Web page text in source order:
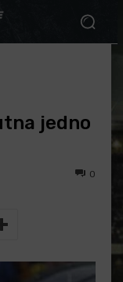
jedno
0